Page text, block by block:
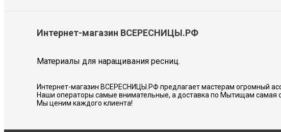
Интернет-магазин ВСЕРЕСНИЦЫ.РФ
Материалы для наращивания ресниц.
Интернет-магазин ВСЕРЕСНИЦЫ.РФ предлагает мастерам огромный
Наши операторы самые внимательные, а доставка по Мытищам самая
Мы ценим каждого клиента!